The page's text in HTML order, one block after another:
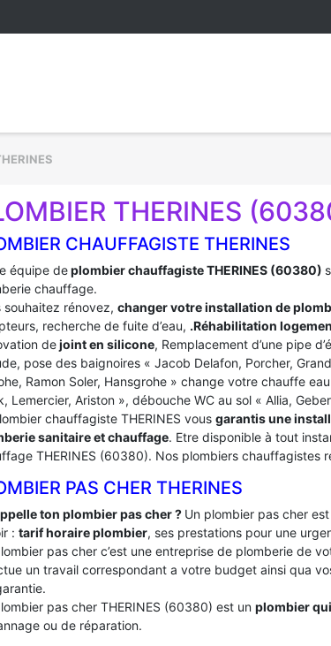
THERINES
CHAUFFAGISTE THERINES
équipe deplombier chauffagiste THERINES (60380)
chauffage.
souhaitez rénovez, changer votre installation de
recherche de fuite d’eau, .Réhabilitation
dejoint en silicone, Remplacement d’une pipe
pose des baignoires « Jacob Delafon, Porcher,
Ramon Soler, Hansgrohe » change votre chauffe
Lemercier, Ariston », débouche WC au sol « Allia,
chauffagiste THERINES vous garantis une
sanitaire et chauffage. Etre disponible à tout
THERINES (60380). Nos plombiers chauffagistes
PAS CHER THERINES
ton plombier pas cher ? Un plombier pas cher
: tarif horaire plombier, ses prestations pour une
pas cher c’est une entreprise de plomberie de
un travail correspondant a votre budget ainsi qua
pas cher THERINES (60380) est un plombier
ou de réparation.